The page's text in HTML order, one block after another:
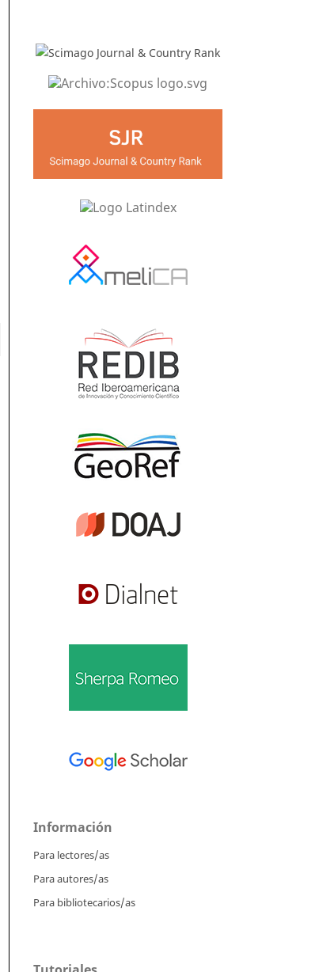
Información
Para lectores/as
Para autores/as
Para bibliotecarios/as